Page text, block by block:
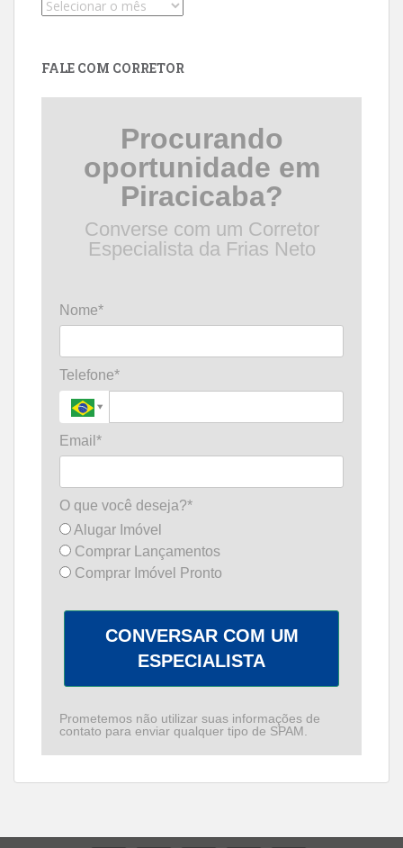
Pesquise
FALE COM CORRETOR
Procurando
oportunidade em
Piracicaba?
Converse com um Corretor
Especialista da Frias Neto
Nome*
Telefone*
Email*
O que você deseja?*
Alugar Imóvel
Comprar Lançamentos
Comprar Imóvel Pronto
CONVERSAR COM UM
ESPECIALISTA
Prometemos não utilizar suas informações de
contato para enviar qualquer tipo de SPAM.